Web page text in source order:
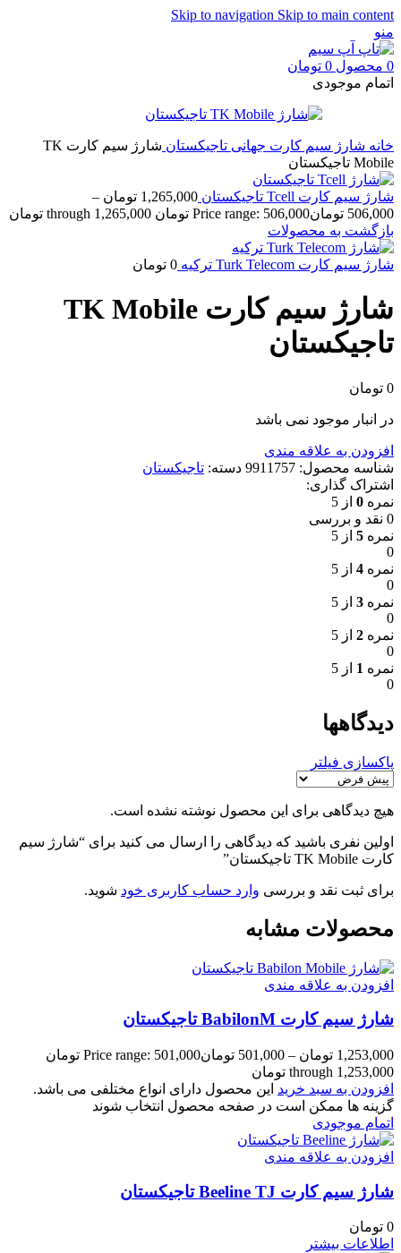
Skip to navigation Skip to main content
منو
0 محصول 0 تومان
اتمام موجودی
خانه شارژ سیم کارت جهانی تاجیکستان
شارژ سیم کارت TK
Mobile تاجیکستان
شارژ سیم کارت Tcell تاجیکستان 1,265,000 تومان –
506,000 تومانPrice range: 506,000 تومان through 1,265,000 تومان
بازگشت به محصولات
شارژ سیم کارت Turk Telecom ترکیه 0 تومان
شارژ سیم کارت TK Mobile
تاجیکستان
0 تومان
در انبار موجود نمی باشد
افزودن به علاقه مندی
شناسه محصول: 9911757 دسته: تاجیکستان
اشتراک گذاری:
نمره 0 از 5
0 نقد و بررسی
نمره 5 از 5
0
نمره 4 از 5
0
نمره 3 از 5
0
نمره 2 از 5
0
نمره 1 از 5
0
دیدگاهها
پاکسازی فیلتر
هیچ دیدگاهی برای این محصول نوشته نشده است.
اولین نفری باشید که دیدگاهی را ارسال می کنید برای “شارژ سیم
کارت TK Mobile تاجیکستان”
برای ثبت نقد و بررسی وارد حساب کاربری خود شوید.
محصولات مشابه
افزودن به علاقه مندی
شارژ سیم کارت BabilonM تاجیکستان
1,253,000 تومان –
501,000 تومان
Price range: 501,000 تومان
through 1,253,000 تومان
افزودن به سبد خرید این محصول دارای انواع مختلفی می باشد.
گزینه ها ممکن است در صفحه محصول انتخاب شوند
اتمام موجودی
افزودن به علاقه مندی
شارژ سیم کارت Beeline TJ تاجیکستان
0 تومان
اطلاعات بیشتر